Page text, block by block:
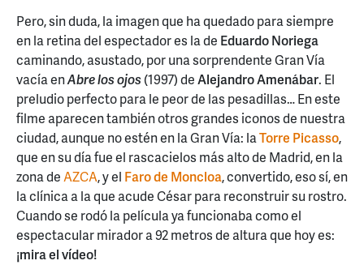
Pero, sin duda, la imagen que ha quedado para siempre
en la retina del espectador es la de Eduardo Noriega
caminando, asustado, por una sorprendente Gran Vía
vacía enAbre los ojos(1997) deAlejandro Amenábar. El
preludio perfecto para le peor de las pesadillas… En este
filme aparecen también otros grandes iconos de nuestra
ciudad, aunque no estén en la Gran Vía: laTorre Picasso,
que en su día fue el rascacielos más alto de Madrid, en la
zona deAZCA, y el Faro de Moncloa, convertido, eso sí, en
la clínica a la que acude César para reconstruir su rostro.
Cuando se rodó la película ya funcionaba como el
espectacular mirador a 92 metros de altura que hoy es:
¡mira el vídeo!